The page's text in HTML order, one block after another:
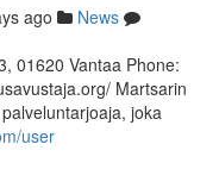
ago
News
01620 Vantaa Phone:
Martsarin
joka
user